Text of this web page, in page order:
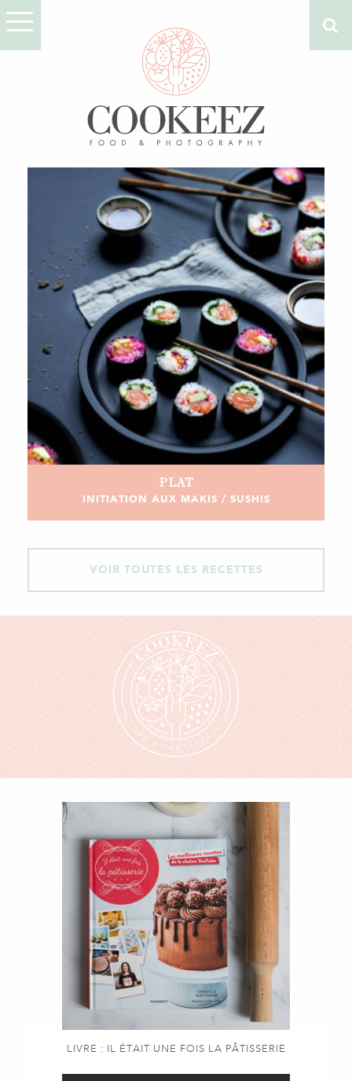
PLAT
INITIATION AUX MAKIS / SUSHIS
VOIR TOUTES LES RECETTES
LIVRE : IL ÉTAIT UNE FOIS LA PÂTISSERIE